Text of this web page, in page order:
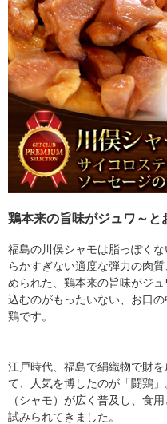
鶏本来の旨味がジュワ～と
福島の川俣シャモは脂っぽく
らかすぎない適度な弾力の肉
められた、鶏本来の旨味がジ
込むのがもったいない、お口
鶏です。
江戸時代、福島で絹織物で財
て、人気を博したのが「闘鶏
（シャモ）が広く普及し、食
試みられてきました。